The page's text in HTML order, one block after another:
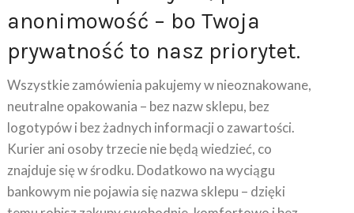
anonimowość – bo Twoja
prywatność to nasz priorytet.
Wszystkie zamówienia pakujemy w nieoznakowane,
neutralne opakowania – bez nazw sklepu, bez
logotypów i bez żadnych informacji o zawartości.
Kurier ani osoby trzecie nie będą wiedzieć, co
znajduje się w środku. Dodatkowo na wyciągu
bankowym nie pojawia się nazwa sklepu – dzięki
temu robisz zakupy swobodnie, komfortowo i bez